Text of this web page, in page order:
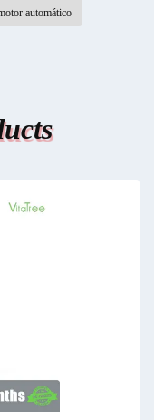
automático